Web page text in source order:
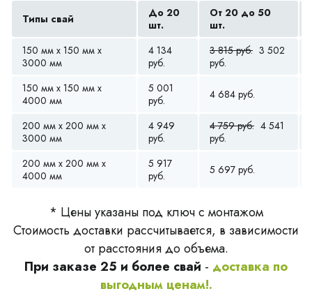
Типы свай
До 20
шт.
От 20 до 50
шт.
150 мм x 150 мм x
3000 мм
4 134
руб.
3 815 руб. 3 502
руб.
150 мм x 150 мм x
4000 мм
5 001
руб.
4 684 руб.
200 мм x 200 мм x
3000 мм
4 949
руб.
4 759 руб. 4 541
руб.
200 мм x 200 мм x
4000 мм
5 917
руб.
5 697 руб.
* Цены указаны под ключ с монтажом
Стоимость доставки рассчитывается, в зависимости
от расстояния до объема.
При заказе 25 и более свай - доставка по
выгодным ценам!.